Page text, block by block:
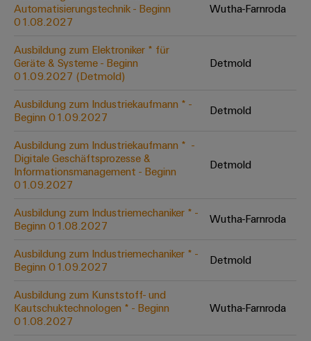
Verbindungslösungen
für
Konventionelle
Energieerzeugung
Zukunftssicherheit
für
bewährte
Maschinenbau
Lösungen
für
verschiedene
Segmente
der
und
Fabrikautomation
Öl
&
Systeme
Lösungen
Dezentrale
Automatisierung
Lösungen
IIoT
&
Automation
Software
Industrial
Industrial
Automation
Elektronikgehäuse
Blitz-
und
Überspannungsschutz
PV
Feldbusverteiler
Automatisierung
&
Software
I/O-
Systeme
Technischer
Support
Umweltbezogene
Produktkonformität
Engineering
Daten
Technische
Produktkataloge
Reparatur
und
Ersatzteile
Trainings
Webinare
PSIRT
Pressekontakt
Unsere
IIoT
and
Partner
Netzwerk
IIoT
Automation
Solution
Offene
Ausbildungs-
und
Studienplätze
Aktuelle
Termine
Workshops
für
Schulklassen
Automatisierungstechnik - Beginn
01.08.2027
Wutha-Farnroda
Ausbildung zum Elektroniker * für
Geräte & Systeme - Beginn
01.09.2027 (Detmold)
Detmold
Ausbildung zum Industriekaufmann * -
Beginn 01.09.2027
Detmold
Ausbildung zum Industriekaufmann * ​ -
Digitale Geschäftsprozesse &
Informationsmanagement - Beginn
01.09.2027
Detmold
Ausbildung zum Industriemechaniker * -
Beginn 01.08.2027
Wutha-Farnroda
Ausbildung zum Industriemechaniker * -
Beginn 01.09.2027
Detmold
Ausbildung zum Kunststoff- und
Kautschuktechnologen * - Beginn
01.08.2027
Wutha-Farnroda